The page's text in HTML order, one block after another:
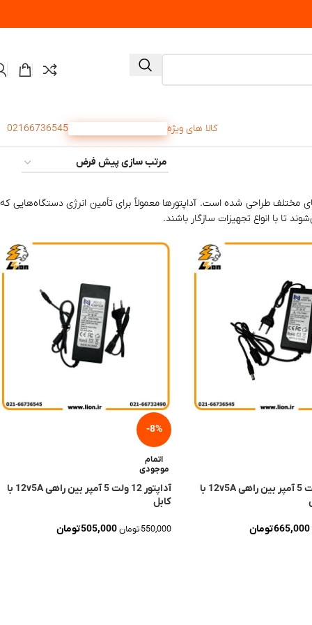
کالا های ویژه 02166736545
مختلف طراحی شده است. آداپتورها معمولاً برای تأمین انرژی دستگاه‌هایی که
تا با انواع تجهیزات سازگار باشند.
آداپتور 12 ولت 5 آمپر بین راهی 12v5A با
665,000تومان
-8%
اتمام
موجودی
آداپتور 12 ولت 5 آمپر بین راهی 12v5A با
کابل
550,000تومان 505,000تومان